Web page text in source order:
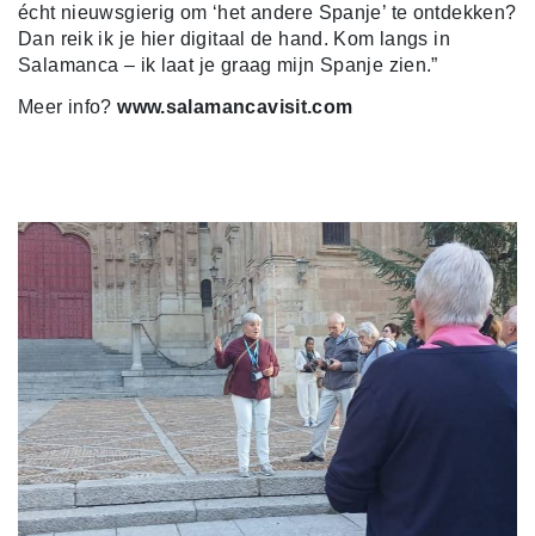
écht nieuwsgierig om ‘het andere Spanje’ te ontdekken?
Dan reik ik je hier digitaal de hand. Kom langs in
Salamanca – ik laat je graag mijn Spanje zien.”
Meer info? www.salamancavisit.com